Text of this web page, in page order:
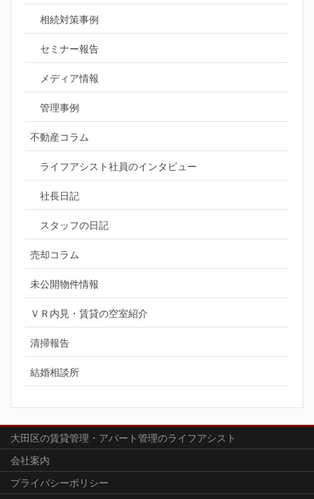
相続対策事例
セミナー報告
メディア情報
管理事例
不動産コラム
ライフアシスト社員のインタビュー
社長日記
スタッフの日記
売却コラム
未公開物件情報
ＶＲ内見・賃貸の空室紹介
清掃報告
結婚相談所
大田区の賃貸管理・アパート管理のライフアシスト
会社案内
プライバシーポリシー